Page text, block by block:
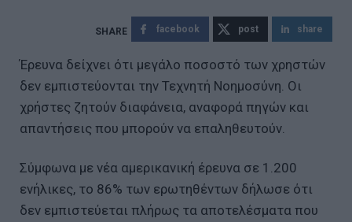
facebook post share
Έρευνα δείχνει ότι μεγάλο ποσοστό των χρηστών
δεν εμπιστεύονται την Τεχνητή Νοημοσύνη. Οι
χρήστες ζητούν διαφάνεια, αναφορά πηγών και
απαντήσεις που μπορούν να επαληθευτούν.
Σύμφωνα με νέα αμερικανική έρευνα σε 1.200
ενήλικες, το 86% των ερωτηθέντων δήλωσε ότι
δεν εμπιστεύεται πλήρως τα αποτελέσματα που